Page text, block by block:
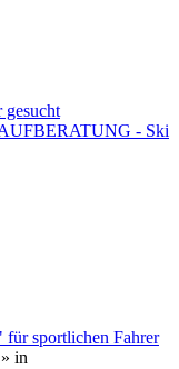
gesucht
- Ski
für sportlichen Fahrer
in